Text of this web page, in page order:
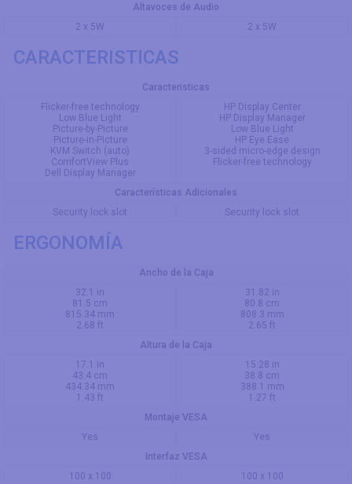
Altavoces de Audio
2 x 5W
2 x 5W
CARACTERISTICAS
Caracteristicas
Flicker-free technology
Low Blue Light
Picture-by-Picture
Picture-in-Picture
KVM Switch (auto)
ComfortView Plus
Dell Display Manager
HP Display Center
HP Display Manager
Low Blue Light
HP Eye Ease
3-sided micro-edge design
Flicker-free technology
Características Adicionales
Security lock slot
Security lock slot
ERGONOMÍA
Ancho de la Caja
32.1 in
81.5 cm
815.34 mm
2.68 ft
31.82 in
80.8 cm
808.3 mm
2.65 ft
Altura de la Caja
17.1 in
43.4 cm
434.34 mm
1.43 ft
15.28 in
38.8 cm
388.1 mm
1.27 ft
Montaje VESA
Yes
Yes
Interfaz VESA
100 x 100
100 x 100